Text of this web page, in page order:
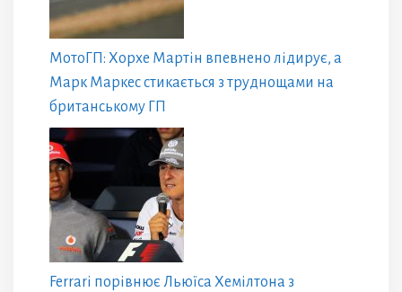
МотоГП: Хорхе Мартін впевнено лідирує, а
Марк Маркес стикається з труднощами на
британському ГП
Ferrari порівнює Льюїса Хемілтона з